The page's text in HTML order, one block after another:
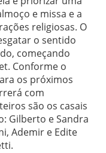
e missa e a
religiosas. O
o sentido
começando
Conforme o
os próximos
com
são os casais
Gilberto e Sandra
Ademir e Edite